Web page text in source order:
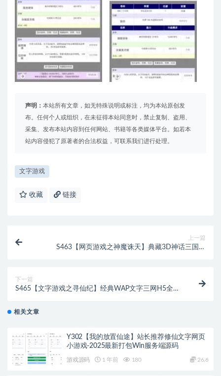
声明： 本站所有文章，如无特殊说明或标注，均为本站原创发
布。任何个人或组织，在未征得本站同意时，禁止复制、盗用、
采集、发布本站内容到任何网站、书籍等各类媒体平台。如若本
站内容侵犯了原著者的合法权益，可联系我们进行处理。
文字游戏
收藏 链接
上一篇
S463【网页游戏之神魔诛天】典藏3D神话三国页
下一篇
S465【文字游戏之寻仙纪】经典WAP文字三网H5全网
相关文章
Y302【我的放置仙途】站长推荐修仙文字网页
小游戏-2025最新打包Win服务端源码
游戏源码 1 年前 180 26.6